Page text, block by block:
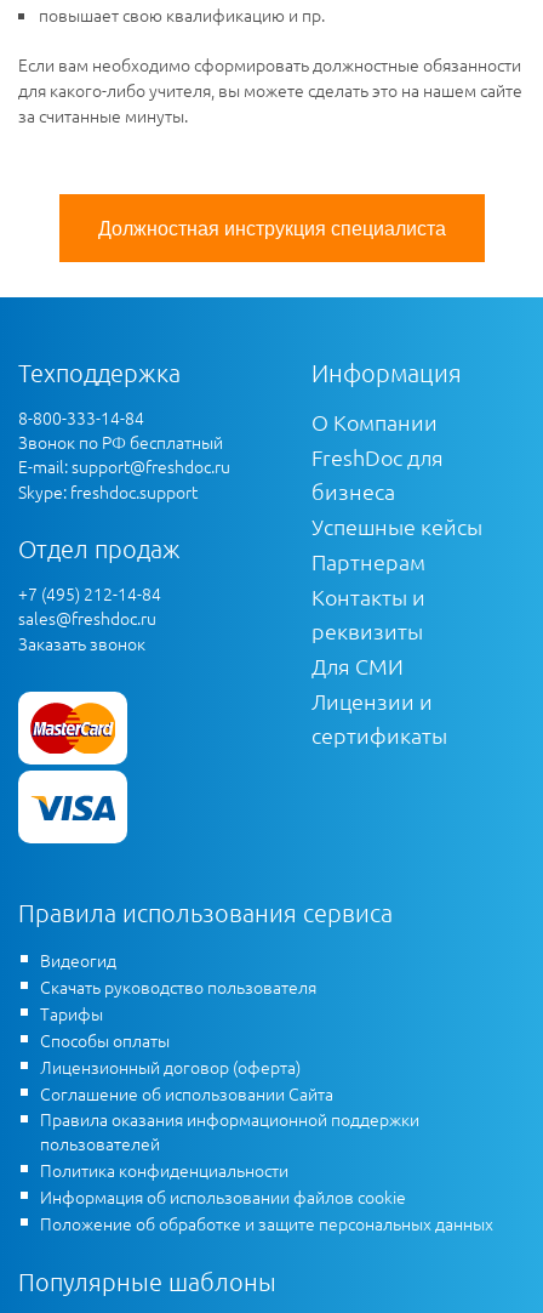
повышает свою квалификацию и пр.
Если вам необходимо сформировать должностные обязанности
для какого-либо учителя, вы можете сделать это на нашем сайте
за считанные минуты.
Должностная инструкция специалиста
Техподдержка
8-800-333-14-84
Звонок по РФ бесплатный
E-mail:support@freshdoc.ru
Skype: freshdoc.support
Отдел продаж
+7 (495) 212-14-84
sales@freshdoc.ru
Заказать звонок
Информация
О Компании
FreshDoc для
бизнеса
Успешные кейсы
Партнерам
Контакты и
реквизиты
Для СМИ
Лицензии и
сертификаты
Правила использования сервиса
Видеогид
Скачать руководство пользователя
Тарифы
Способы оплаты
Лицензионный договор (оферта)
Соглашение об использовании Сайта
Правила оказания информационной поддержки
пользователей
Политика конфиденциальности
Информация об использовании файлов cookie
Положение об обработке и защите персональных данных
Популярные шаблоны